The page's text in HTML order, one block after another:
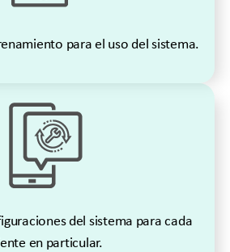
para el uso del sistema.
del sistema para cada
en particular.